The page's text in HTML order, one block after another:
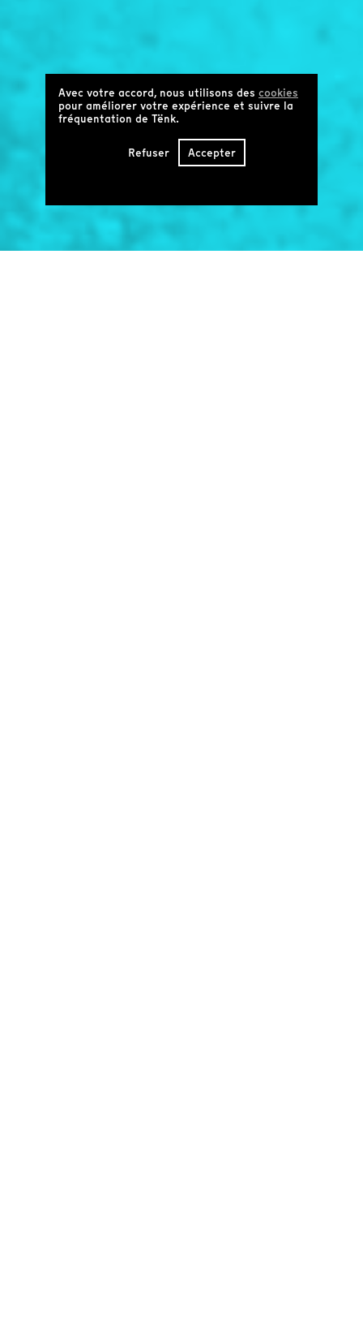
Avec votre accord, nous utilisons des cookies
pour améliorer votre expérience et suivre la
fréquentation de Tënk.
Refuser Accepter